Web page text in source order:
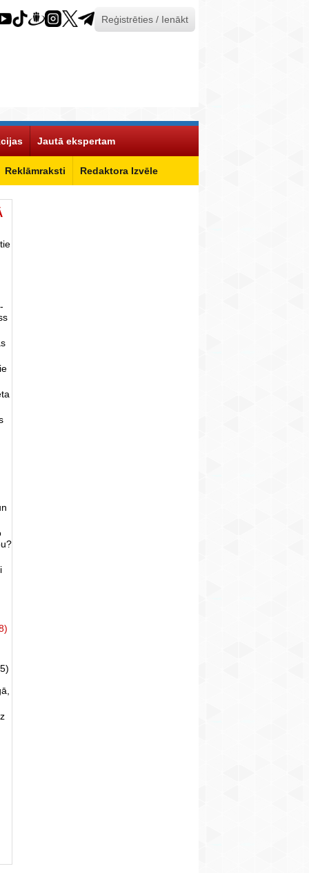
Reģistrēties / Ienākt
Reklāmraksti Redaktora Izvēle
Jautā ekspertam